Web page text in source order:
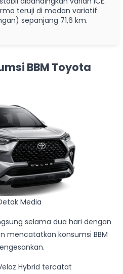
teruji di medan variatif
sepanjang 71,6 km.
BBM Toyota
Media
selama dua hari dengan
mencatatkan konsumsi BBM
Hybrid tercatat